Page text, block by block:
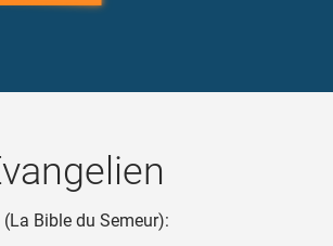
Bible du Semeur):